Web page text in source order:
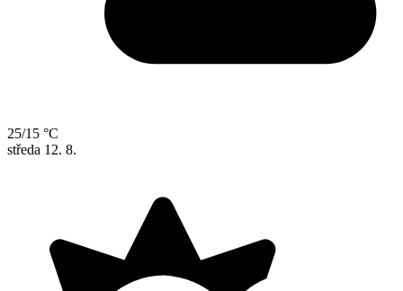
25/15 °C
středa 12. 8.